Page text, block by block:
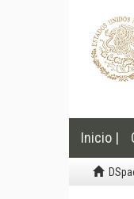
Inicio |